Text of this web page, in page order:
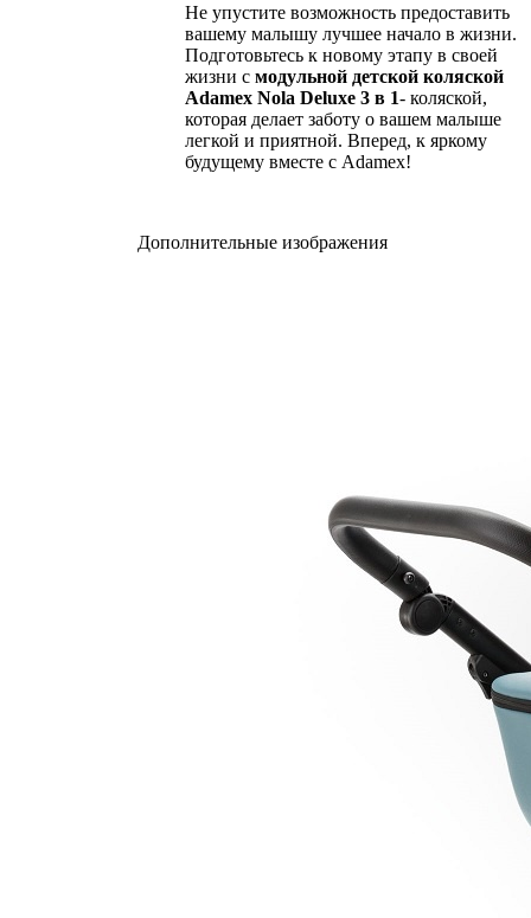
Не упустите возможность предоставить
вашему малышу лучшее начало в жизни.
Подготовьтесь к новому этапу в своей
жизни с модульной детской коляской
Adamex Nola Deluxe 3 в 1- коляской,
которая делает заботу о вашем малыше
легкой и приятной. Вперед, к яркому
будущему вместе с Adamex!
Дополнительные изображения